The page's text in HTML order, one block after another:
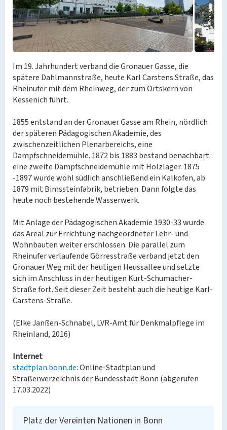
Im 19. Jahrhundert verband die Gronauer Gasse, die
spätere Dahlmannstraße, heute Karl Carstens Straße, das
Rheinufer mit dem Rheinweg, der zum Ortskern von
Kessenich führt.
1855 entstand an der Gronauer Gasse am Rhein, nördlich
der späteren Pädagogischen Akademie, des
zwischenzeitlichen Plenarbereichs, eine
Dampfschneidemühle. 1872 bis 1883 bestand benachbart
eine zweite Dampfschneidemühle mit Holzlager. 1875
-1897 wurde wohl südlich anschließend ein Kalkofen, ab
1879 mit Bimssteinfabrik, betrieben. Dann folgte das
heute noch bestehende Wasserwerk.
Mit Anlage der Pädagogischen Akademie 1930-33 wurde
das Areal zur Errichtung nachgeordneter Lehr- und
Wohnbauten weiter erschlossen. Die parallel zum
Rheinufer verlaufende Görresstraße verband jetzt den
Gronauer Weg mit der heutigen Heussallee und setzte
sich im Anschluss in der heutigen Kurt-Schumacher-
Straße fort. Seit dieser Zeit besteht auch die heutige Karl-
Carstens-Straße.
(Elke Janßen-Schnabel, LVR-Amt für Denkmalpflege im
Rheinland, 2016)
Internet
stadtplan.bonn.de: Online-Stadtplan und
Straßenverzeichnis der Bundesstadt Bonn (abgerufen
17.03.2022)
Platz der Vereinten Nationen in Bonn